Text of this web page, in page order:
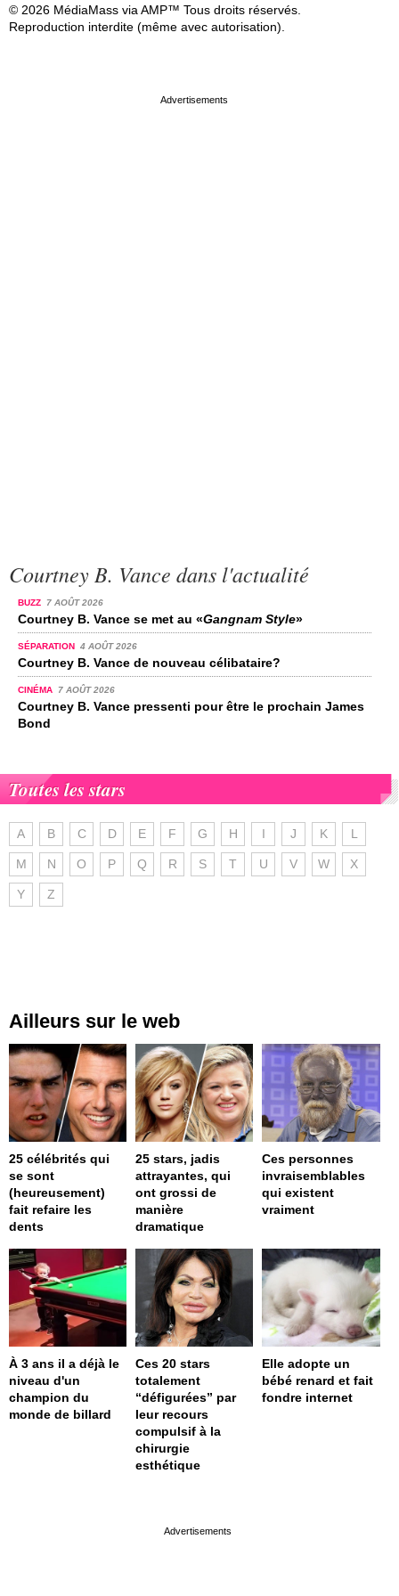
© 2026 MédiaMass via AMP™ Tous droits réservés.
Reproduction interdite (même avec autorisation).
Courtney B. Vance dans l'actualité
BUZZ 7 AOÛT 2026
Courtney B. Vance se met au «Gangnam Style»
SÉPARATION 4 AOÛT 2026
Courtney B. Vance de nouveau célibataire?
CINÉMA 7 AOÛT 2026
Courtney B. Vance pressenti pour être le prochain James
Bond
Toutes les stars
A B C D E F G H I J K L
M N O P Q R S T U V W X
Y Z
Ailleurs sur le web
25 célébrités qui
se sont
(heureusement)
fait refaire les
dents
25 stars, jadis
attrayantes, qui
ont grossi de
manière
dramatique
Ces personnes
invraisemblables
qui existent
vraiment
À 3 ans il a déjà le
niveau d'un
champion du
monde de billard
Ces 20 stars
totalement
“défigurées” par
leur recours
compulsif à la
chirurgie
esthétique
Elle adopte un
bébé renard et fait
fondre internet